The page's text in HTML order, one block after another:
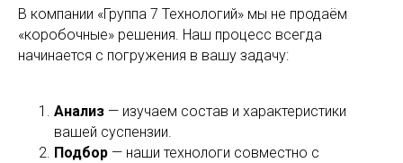
В компании «Группа 7 Технологий» мы не продаём
«коробочные» решения. Наш процесс всегда
начинается с погружения в вашу задачу:
Анализ — изучаем состав и характеристики
вашей суспензии.
Подбор — наши технологи совместно с